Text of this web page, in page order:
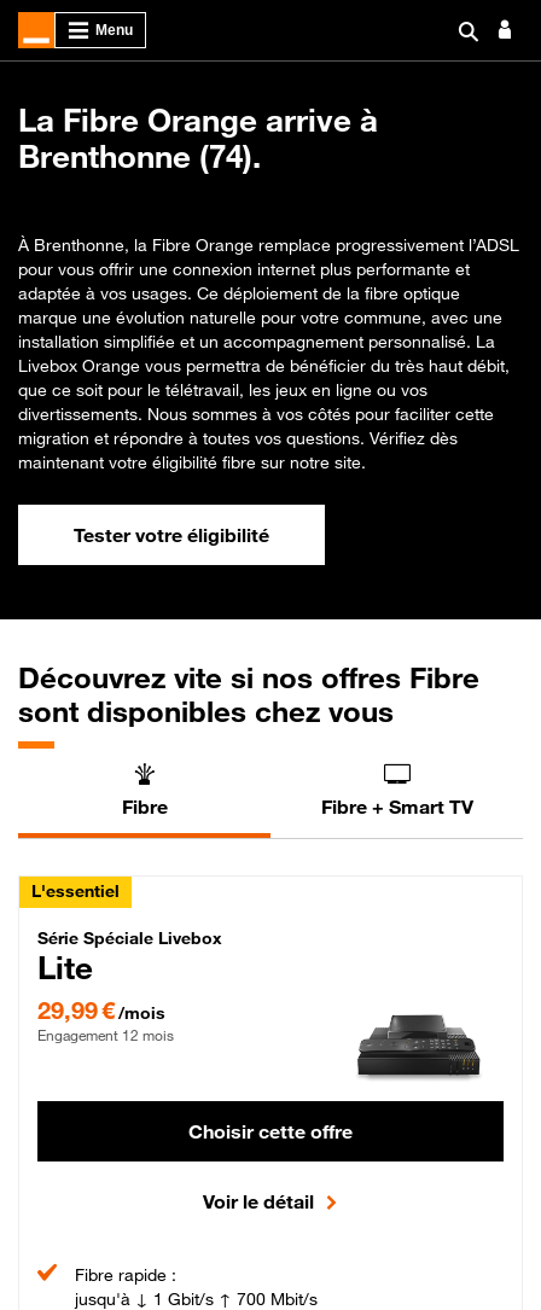
La Fibre Orange arrive à
Brenthonne (74).
À Brenthonne, la Fibre Orange remplace progressivement l’ADSL
pour vous offrir une connexion internet plus performante et
adaptée à vos usages. Ce déploiement de la fibre optique
marque une évolution naturelle pour votre commune, avec une
installation simplifiée et un accompagnement personnalisé. La
Livebox Orange vous permettra de bénéficier du très haut débit,
que ce soit pour le télétravail, les jeux en ligne ou vos
divertissements. Nous sommes à vos côtés pour faciliter cette
migration et répondre à toutes vos questions. Vérifiez dès
maintenant votre éligibilité fibre sur notre site.
Tester votre éligibilité
Découvrez vite si nos offres Fibre
sont disponibles chez vous
Fibre Fibre + Smart TV
L'essentiel
Série Spéciale Livebox Lite Fibre
Série Spéciale Livebox
Lite
29,99 €/mois
Engagement 12 mois
Choisir cette offre
Voir le détail
Fibre rapide :
jusqu'à ↓ 1 Gbit/s ↑ 700 Mbit/s